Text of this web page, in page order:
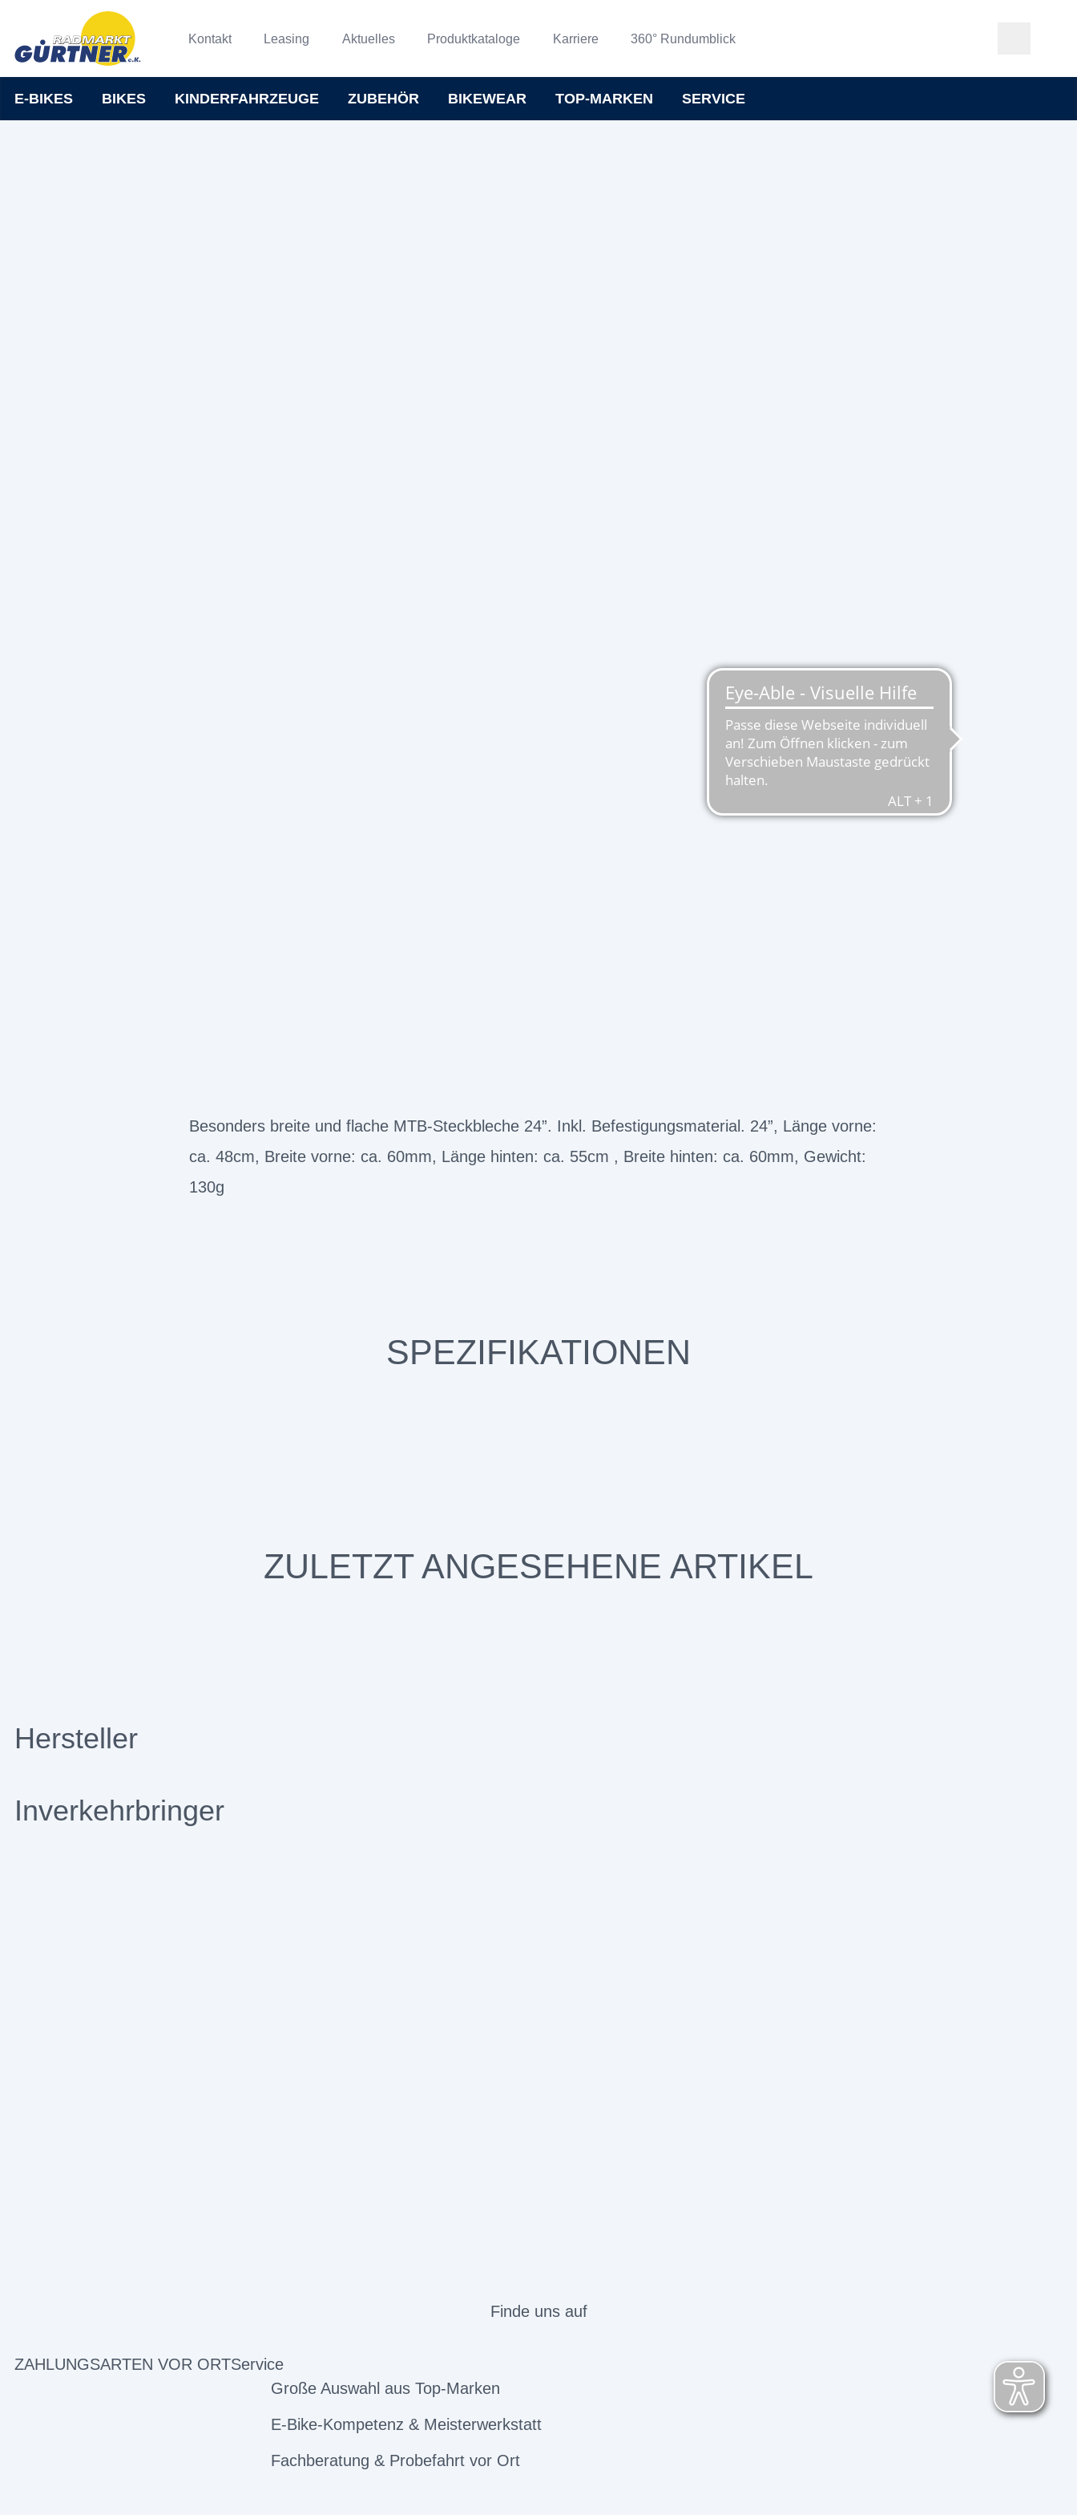
Kontakt Leasing Aktuelles Produktkataloge Karriere 360° Rundumblick
E-BIKES BIKES KINDERFAHRZEUGE ZUBEHÖR BIKEWEAR TOP-MARKEN SERVICE
Besonders breite und flache MTB-Steckbleche 24”. Inkl. Befestigungsmaterial. 24”, Länge vorne:
ca. 48cm, Breite vorne: ca. 60mm, Länge hinten: ca. 55cm , Breite hinten: ca. 60mm, Gewicht:
130g
SPEZIFIKATIONEN
ZULETZT ANGESEHENE ARTIKEL
Hersteller
Inverkehrbringer
Finde uns auf
ZAHLUNGSARTEN VOR ORTService
Große Auswahl aus Top-Marken
E-Bike-Kompetenz & Meisterwerkstatt
Fachberatung & Probefahrt vor Ort